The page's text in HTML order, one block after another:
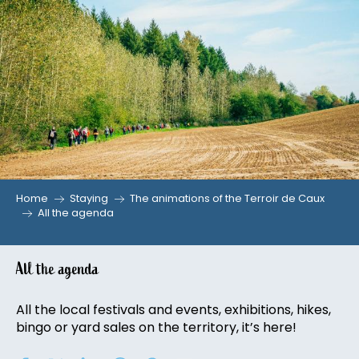
Aller
au
contenu
principal
Home Staying
The animations of the Terroir de Caux
All the agenda
All the agenda
All the local festivals and events, exhibitions, hikes,
bingo or yard sales on the territory, it’s here!